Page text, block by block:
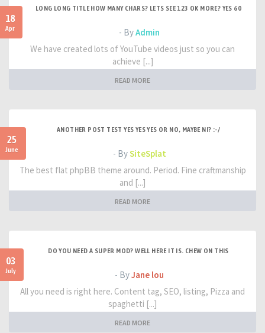
18
Apr
LONG LONG TITLE HOW MANY CHARS? LETS SEE 123 OK MORE? YES 60
- ByAdmin
We have created lots of YouTube videos just so you can
achieve [...]
READ MORE
25
June
ANOTHER POST TEST YES YES YES OR NO, MAYBE NI? :-/
- BySiteSplat
The best flat phpBB theme around. Period. Fine craftmanship
and [...]
READ MORE
03
July
DO YOU NEED A SUPER MOD? WELL HERE IT IS. CHEW ON THIS
- ByJane lou
All you need is right here. Content tag, SEO, listing, Pizza and
spaghetti [...]
READ MORE